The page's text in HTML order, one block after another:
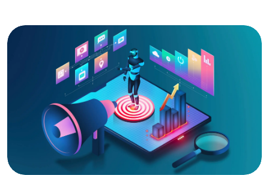
hingga pelecehan digital. Oleh karena itu, penting bagi kita
untuk memahami bagaimana […]